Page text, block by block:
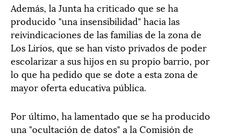
Además, la Junta ha criticado que se ha
producido "una insensibilidad" hacia las
reivindicaciones de las familias de la zona de
Los Lirios, que se han visto privados de poder
escolarizar a sus hijos en su propio barrio, por
lo que ha pedido que se dote a esta zona de
mayor oferta educativa pública.
Por último, ha lamentado que se ha producido
una "ocultación de datos" a la Comisión de